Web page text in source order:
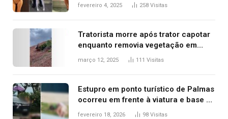
fevereiro 4, 2025 258 Visitas
Tratorista morre após trator capotar
enquanto removia vegetação em
ribanceira de rodovia
março 12, 2025 111 Visitas
Estupro em ponto turístico de Palmas
ocorreu em frente à viatura e base de
segurança; polícia investiga
fevereiro 18, 2026 98 Visitas